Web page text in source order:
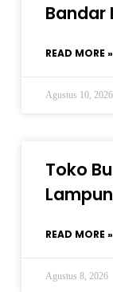
Bandar
READ MORE »
Agustus 10, 2026
Toko
READ MORE »
Agustus 8, 2026